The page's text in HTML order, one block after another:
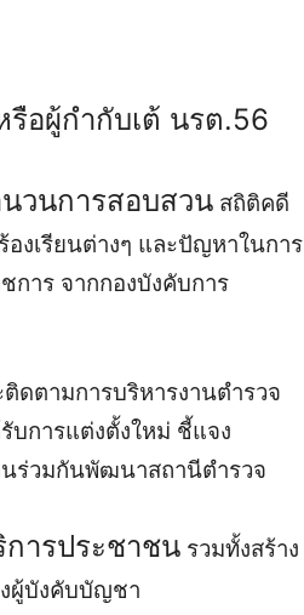
อผู้กำกับเต้ นรต.56
นวนการสอบสวน สถิติคดี
องเรียนต่างๆ และปัญหาในการ
การ จากกองบังคับการ
ดตามการบริหารงานตำรวจ
การแต่งตั้งใหม่ ชี้แจง
ร่วมกันพัฒนาสถานีตำรวจ
การประชาชน รวมทั้งสร้าง
ผู้บังคับบัญชา